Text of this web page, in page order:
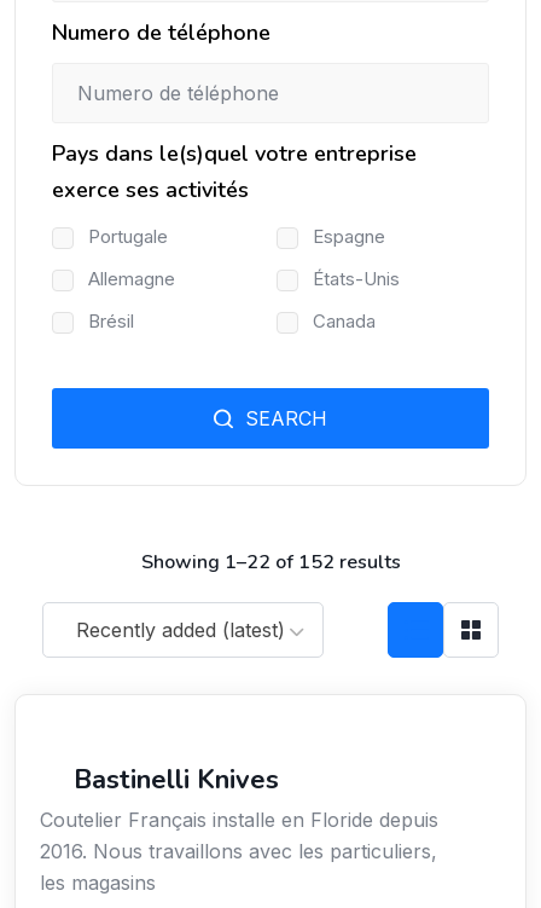
Showing 1–22 of 152 results
Recently added (latest)
Bastinelli Knives
Coutelier Français installe en Floride depuis
2016. Nous travaillons avec les particuliers,
les magasins
Numero de téléphone
Pays dans le(s)quel votre entreprise
exerce ses activités
Portugale
Espagne
Allemagne
États-Unis
Brésil
Canada
SEARCH